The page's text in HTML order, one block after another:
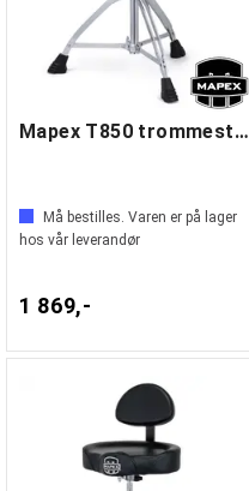
Mapex T850 trommestol
Må bestilles. Varen er på lager
hos vår leverandør
1 869,-